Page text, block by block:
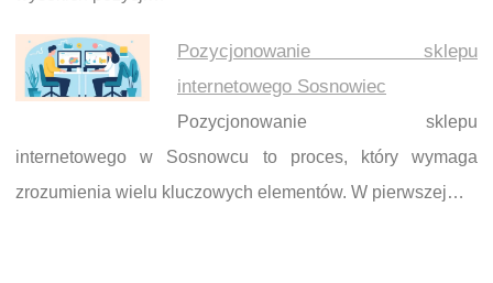
Pozycjonowanie sklepu
internetowego Sosnowiec
Pozycjonowanie sklepu
internetowego w Sosnowcu to proces, który wymaga
zrozumienia wielu kluczowych elementów. W pierwszej…